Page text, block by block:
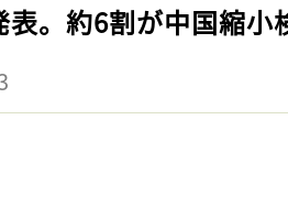
表。約6割が中国縮小